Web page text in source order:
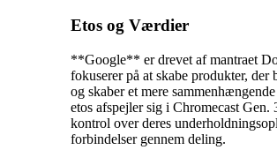
Etos og Værdier
**Google** er drevet af mantraet
fokuserer på at skabe produkter, der
og skaber et mere
etos afspejler sig i Chromecast Gen.
kontrol over deres
forbindelser gennem deling.